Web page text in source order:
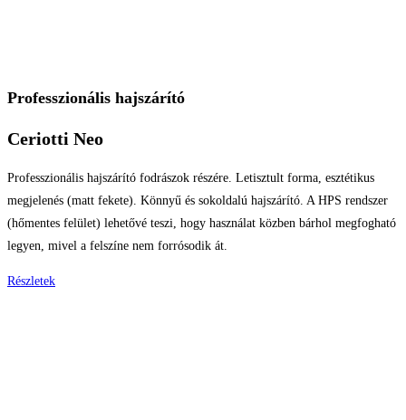
Professzionális hajszárító
Ceriotti Neo
Professzionális hajszárító fodrászok részére. Letisztult forma, esztétikus
megjelenés (matt fekete). Könnyű és sokoldalú hajszárító. A HPS rendszer
(hőmentes felület) lehetővé teszi, hogy használat közben bárhol megfogható
legyen, mivel a felszíne nem forrósodik át.
Részletek